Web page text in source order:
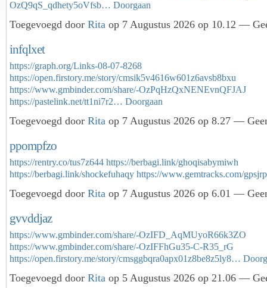
OzQ9qS_qdhety5oVfsb… Doorgaan
Toegevoegd door Rita op 7 Augustus 2026 op 10.12 —
infqlxet
https://graph.org/Links-08-07-8268
https://open.firstory.me/story/cmsik5v4616w601z6avsb8bxu
https://www.gmbinder.com/share/-OzPqHzQxNENEvnQFJAJ
https://pastelink.net/tt1ni7r2… Doorgaan
Toegevoegd door Rita op 7 Augustus 2026 op 8.27 —
ppompfzo
https://rentry.co/tus7z644 https://berbagi.link/ghoqisabymiwh
https://berbagi.link/shockefuhaqy https://www.gemtracks.com/
Toegevoegd door Rita op 7 Augustus 2026 op 6.01 —
gvvddjaz
https://www.gmbinder.com/share/-OzIFD_AqMUyoR66k3ZO
https://www.gmbinder.com/share/-OzIFFhGu35-C-R35_rG
https://open.firstory.me/story/cmsggbqra0apx01z8be8z5ly8…
Toegevoegd door Rita op 5 Augustus 2026 op 21.06 —